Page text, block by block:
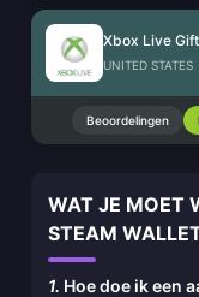
UNITED STATES
Beoordelingen
WAT JE MOET
STEAM
1. Hoe doe ik een